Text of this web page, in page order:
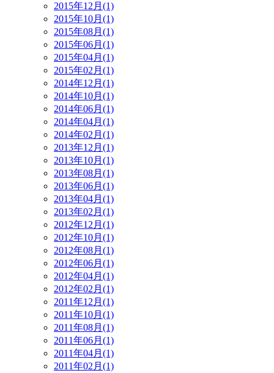
2015年12月(1)
2015年10月(1)
2015年08月(1)
2015年06月(1)
2015年04月(1)
2015年02月(1)
2014年12月(1)
2014年10月(1)
2014年06月(1)
2014年04月(1)
2014年02月(1)
2013年12月(1)
2013年10月(1)
2013年08月(1)
2013年06月(1)
2013年04月(1)
2013年02月(1)
2012年12月(1)
2012年10月(1)
2012年08月(1)
2012年06月(1)
2012年04月(1)
2012年02月(1)
2011年12月(1)
2011年10月(1)
2011年08月(1)
2011年06月(1)
2011年04月(1)
2011年02月(1)